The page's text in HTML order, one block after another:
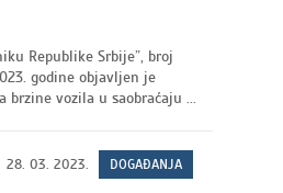
Republike Srbije”, broj
godine objavljen je
brzine vozila u saobraćaju ...
28. 03. 2023. DOGAĐANJA